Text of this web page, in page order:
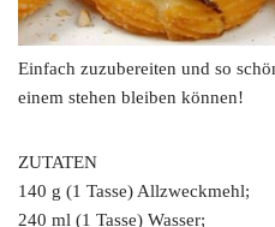
Einfach zuzubereiten und so
einem stehen bleiben können!
ZUTATEN
140 g (1 Tasse) Allzweckmehl;
240 ml (1 Tasse) Wasser;